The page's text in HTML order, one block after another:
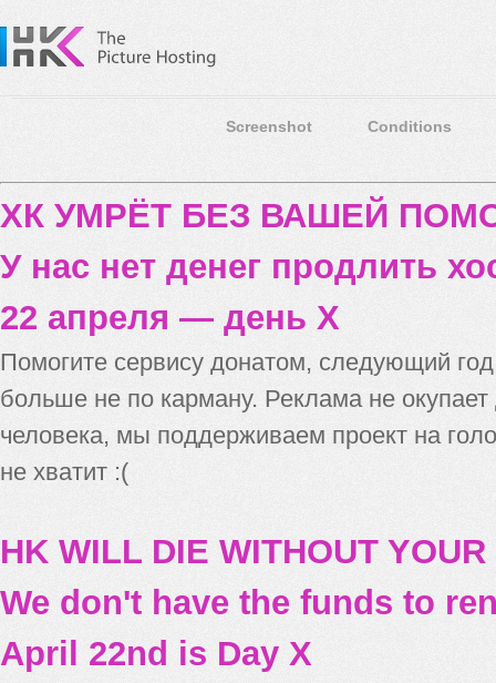
Screenshot Conditions
ХК УМРЁТ БЕЗ ВАШЕЙ
У нас нет денег продлить
22 апреля — день X
Помогите сервису донатом, следующий
больше не по карману. Реклама не
человека, мы поддерживаем проект на
не хватит :(
HK WILL DIE WITHOUT
We don't have the funds to
April 22nd is Day X